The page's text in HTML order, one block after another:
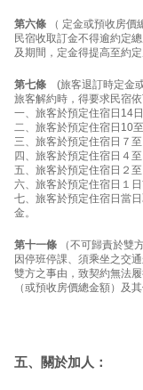
第六條 （ 定金或預收房價
民宿收取訂金不得逾約定
及期間，定金得提高至約
第七條 (旅客退訂時定金
旅客解約時，得要求民宿
一、旅客於預定住宿日14
二、旅客於預定住宿日10
三、旅客於預定住宿日７
四、旅客於預定住宿日４
五、旅客於預定住宿日２
六、旅客於預定住宿日１
七、旅客於預定住宿日當
金。
第十一條 （不可歸責於雙
因停班停課、須乘坐之交
雙方之事由，致契約無法
（或預收房價總金額）及其
五、關於加人：